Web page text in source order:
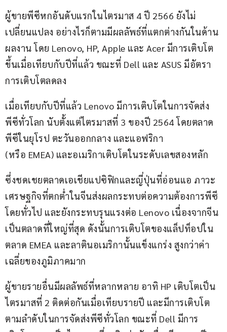
ผู้ขายพีซีหกอันดับแรกในไตรมาส 4 ปี 2566 ยังไม่
เปลี่ยนแปลง อย่างไรก็ตามมีผลลัพธ์ที่แตกต่างกันในด้าน
ผลงาน โดย Lenovo, HP, Apple และ Acer มีการเติบโต
ขึ้นเมื่อเทียบกับปีที่แล้ว ขณะที่ Dell และ ASUS มีอัตรา
การเติบโตลดลง
เมื่อเทียบกับปีที่แล้ว Lenovo มีการเติบโตในการจัดส่ง
พีซีทั่วโลก นับตั้งแต่ไตรมาสที่ 3 ของปี 2564 โดยตลาด
พีซีในยุโรป ตะวันออกกลาง และแอฟริกา
(หรือ EMEA) และอเมริกาเติบโตในระดับเลขสองหลัก
ซึ่งชดเชยตลาดเอเชียแปซิฟิกและญี่ปุ่นที่อ่อนแอ ภาวะ
เศรษฐกิจที่ตกต่ำในจีนส่งผลกระทบต่อความต้องการพีซี
โดยทั่วไป และยังกระทบรุนแรงต่อ Lenovo เนื่องจากจีน
เป็นตลาดที่ใหญ่ที่สุด ดังนั้นการเติบโตของแล็ปท็อปใน
ตลาด EMEA และลาตินอเมริกานั้นแข็งแกร่ง สูงกว่าค่า
เฉลี่ยของภูมิภาคมาก
ผู้ขายรายอื่นมีผลลัพธ์ที่หลากหลาย อาทิ HP เติบโตเป็น
ไตรมาสที่ 2 ติดต่อกันเมื่อเทียบรายปี และมีการเติบโต
ตามลำดับในการจัดส่งพีซีทั่วโลก ขณะที่ Dell มีการ